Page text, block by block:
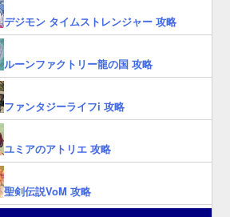
デジモン タイムストレンジャー 攻略
ルーンファクトリー龍の国 攻略
ファンタジーライフi 攻略
ユミアのアトリエ 攻略
聖剣伝説VoM 攻略